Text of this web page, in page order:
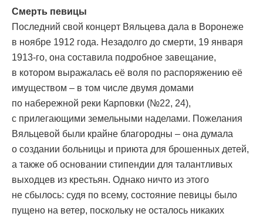
Смерть певицы
Последний свой концерт Вяльцева дала в Воронеже
в ноябре 1912 года. Незадолго до смерти, 19 января
1913-го, она составила подробное завещание,
в котором выражалась её воля по распоряжению её
имуществом – в том числе двумя домами
по набережной реки Карповки (№22, 24),
с прилегающими земельными наделами. Пожелания
Вяльцевой были крайне благородны – она думала
о создании больницы и приюта для брошенных детей,
а также об основании стипендии для талантливых
выходцев из крестьян. Однако ничто из этого
не сбылось: судя по всему, состояние певицы было
пущено на ветер, поскольку не осталось никаких